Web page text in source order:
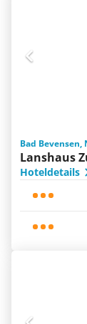
Bad
Lanshaus
Hoteldetails